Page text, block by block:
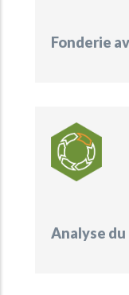
Fonderie
Analyse du